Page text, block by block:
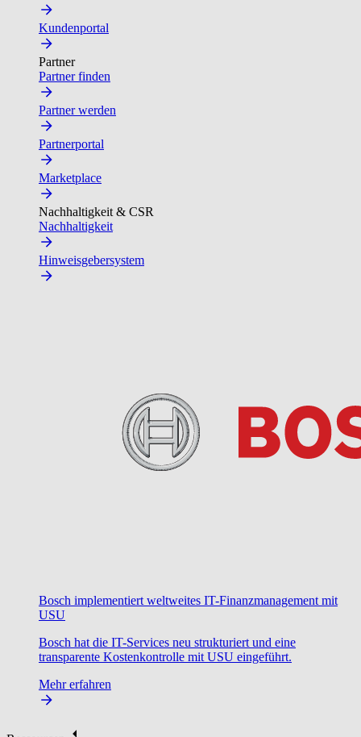
Kundenportal
Partner
Partner finden
Partner werden
Partnerportal
Marketplace
Nachhaltigkeit & CSR
Nachhaltigkeit
Hinweisgebersystem
Bosch implementiert weltweites IT-Finanzmanagement mit
USU
Bosch hat die IT-Services neu strukturiert und eine
transparente Kostenkontrolle mit USU eingeführt.
Mehr erfahren